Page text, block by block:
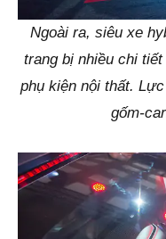
Ngoài ra, siêu xe
trang bị nhiều chi
phụ kiện nội thất.
gốm-